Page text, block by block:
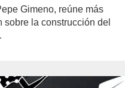
Gimeno, reúne más
la construcción del